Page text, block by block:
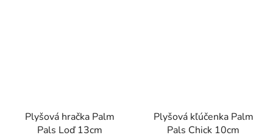
Plyšová hračka Palm
Pals Loď 13cm
Plyšová kľúčenka Palm
Pals Chick 10cm